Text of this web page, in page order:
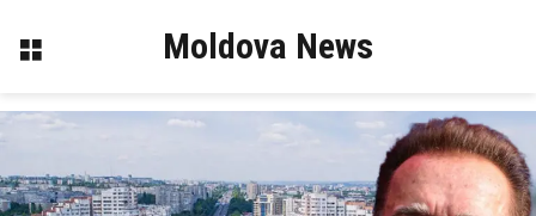
Меню Moldova News